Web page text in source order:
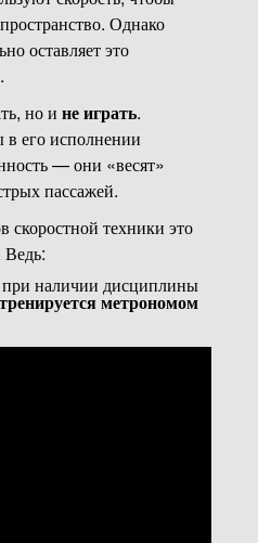
Однако
оставляет это
но и не играть.
его исполнении
— они «весят»
пассажей.
техники это
при наличии дисциплины
метрономом